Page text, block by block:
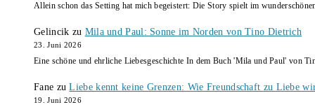
Allein schon das Setting hat mich begeistert: Die Story spielt im
Gelincik zu Mila und Paul: Sonne im Norden von Tino Dietrich
23. Juni 2026
Eine schöne und ehrliche Liebesgeschichte In dem Buch 'Mila und Paul' von
Fane zuLiebe kennt keine Grenzen: Wie Freundschaft zu Liebe
19. Juni 2026